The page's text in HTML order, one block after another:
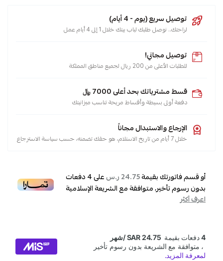
توصيل سريع (يوم - 4 أيام)
لراحتك.. نوصل طلبك لباب بيتك خلال 1 إلى 4 أيام عمل
توصيل مجاني!
للطلبات الأعلى من 200 ريال لجميع مناطق المملكة
قسط مشترياتك بحد أعلى 7000 ﷼
دفعة أولى بسيطة وأقساط مريحة تناسب ميزانيتك
الإرجاع والاستبدال مجاناً
خلال 7 أيام من تاريخ الاستلام، هو حقك تضمنه، حسب سياسة الاسترجاع
أو قسم فاتورتك بقيمة24.75 ر.س على4دفعات
بدون رسوم تأخير، متوافقة مع الشريعة الإسلامية
اعرف أكثر